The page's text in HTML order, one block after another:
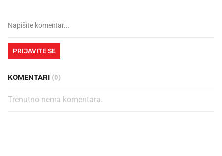
PRIJAVITE SE
KOMENTARI (0)
Trenutno nema komentara.